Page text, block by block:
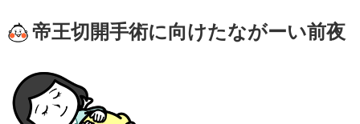
帝王切開手術に向けたながーい前夜